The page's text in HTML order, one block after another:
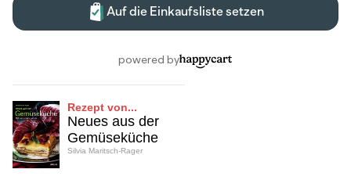
Rezept von...
Neues aus der
Gemüseküche
Silvia Maritsch-Rager